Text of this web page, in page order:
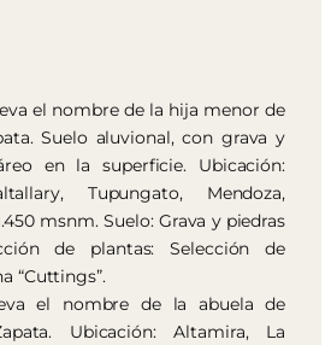
el nombre de la hija menor de
Suelo aluvional, con grava y
en la superficie. Ubicación:
Tupungato, Mendoza,
msnm. Suelo: Grava y piedras
de plantas: Selección de
“Cuttings”.
el nombre de la abuela de
Ubicación: Altamira, La